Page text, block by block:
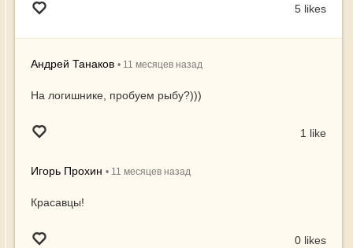
5 likes
Андрей Танаков • 11 месяцев назад
На логишнике, пробуем рыбу?)))
1 like
Игорь Прохин • 11 месяцев назад
Красавцы!
0 likes